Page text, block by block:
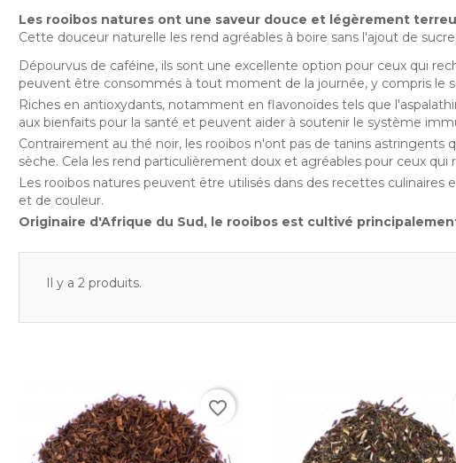
Les rooibos natures ont une saveur douce et légèrement
Cette douceur naturelle les rend agréables à boire sans l'ajout de
Dépourvus de caféine, ils sont une excellente option pour ceux qui
peuvent être consommés à tout moment de la journée, y compris le
Riches en antioxydants, notamment en flavonoïdes tels que
aux bienfaits pour la santé et peuvent aider à soutenir le système
Contrairement au thé noir, les rooibos n'ont pas de tanins astringents
sèche. Cela les rend particulièrement doux et agréables pour ceux
Les rooibos natures peuvent être utilisés dans des recettes culinaires
et de couleur.
Originaire d'Afrique du Sud, le rooibos est cultivé
Il y a 2 produits.
favorite_border